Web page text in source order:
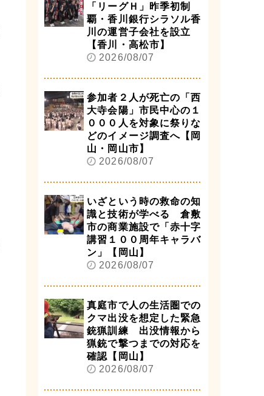
「リーグＨ」昨季初制
覇・香川銀行シラソル香
川の運営子会社を設立
【香川・高松市】
2026/08/07
参加者２人が死亡の「西
大寺会陽」市民中心の１
０００人を対象に祭りな
どのイメージ調査へ【岡
山・岡山市】
2026/08/07
いざという時の救命の知
識と技術が学べる 倉敷
市の商業施設で「赤十字
講習１００周年キャラバ
ン」【岡山】
2026/08/07
真庭市で人の生活圏での
クマ出没を想定した緊急
銃猟訓練 出没情報から
猟銃で撃つまでの対応を
確認【岡山】
2026/08/07